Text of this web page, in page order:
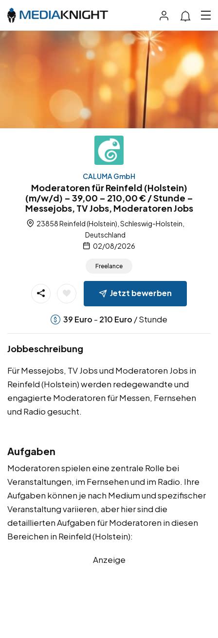
CALUMA GmbH
Moderatoren für Reinfeld (Holstein)
(m/w/d) – 39,00 – 210,00 € / Stunde –
Messejobs, TV Jobs, Moderatoren Jobs
23858 Reinfeld (Holstein), Schleswig-Holstein,
Deutschland
02/08/2026
Freelance
Jetzt bewerben
39 Euro - 210 Euro / Stunde
Jobbeschreibung
Für Messejobs, TV Jobs und Moderatoren Jobs in
Reinfeld (Holstein) werden redegewandte und
engagierte Moderatoren für Messen, Fernsehen
und Radio gesucht.
Aufgaben
Moderatoren spielen eine zentrale Rolle bei
Veranstaltungen, im Fernsehen und im Radio. Ihre
Aufgaben können je nach Medium und spezifischer
Veranstaltung variieren, aber hier sind die
detaillierten Aufgaben für Moderatoren in diesen
Bereichen in Reinfeld (Holstein):
Anzeige